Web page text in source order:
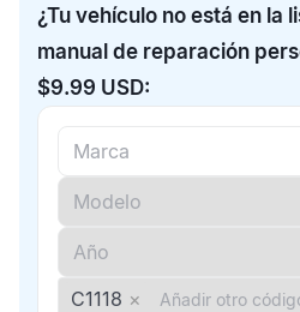
¿Tu vehículo no está en la
manual de reparación
$9.99 USD:
C1118 ×